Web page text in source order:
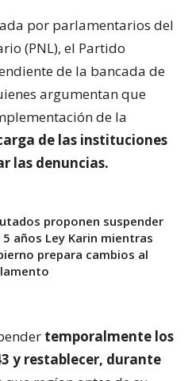
por parlamentarios del
(PNL), el Partido
de la bancada de
argumentan que
de la
de las instituciones
las denuncias.
proponen suspender
5 años Ley Karin mientras
prepara cambios al
temporalmente los
y restablecer, durante